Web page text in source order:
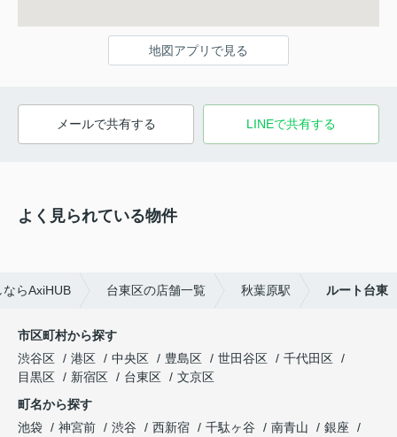
地図アプリで見る
メールで共有する LINEで共有する
よく見られている物件
らAxiHUB 台東区の店舗一覧 秋葉原駅 ルート台東
市区町村から探す
渋谷区
港区 中央区 豊島区 世田谷区
千代田区
目黒区
新宿区 台東区
文京区
町名から探す
池袋
神宮前 渋谷 西新宿 千駄ヶ谷 南青山
銀座